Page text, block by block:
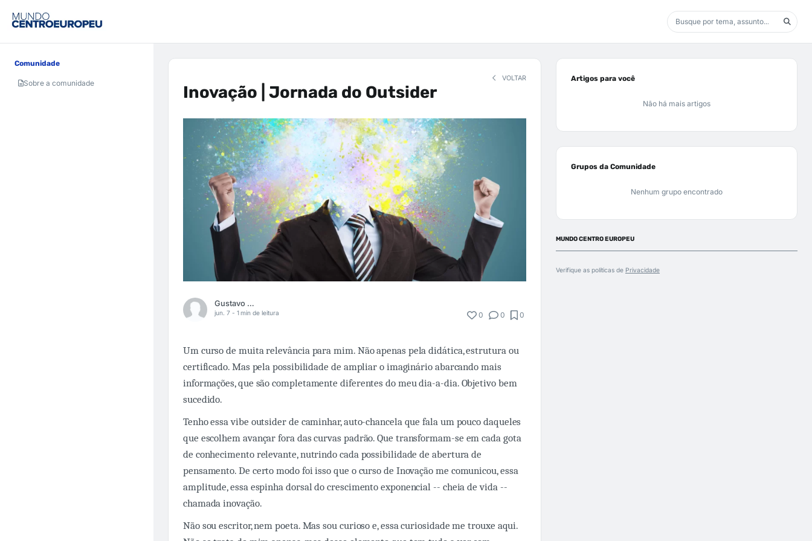
Comunidade
Sobre a comunidade
VOLTAR
Inovação | Jornada do Outsider
Gustavo Brandão
jun. 7 - 1 min de leitura 0 0 0
Um curso de muita relevância para mim. Não apenas pela didática, estrutura ou
certificado. Mas pela possibilidade de ampliar o imaginário abarcando mais
informações, que são completamente diferentes do meu dia-a-dia. Objetivo bem
sucedido.
Tenho essa vibe outsider de caminhar, auto-chancela que fala um pouco daqueles
que escolhem avançar fora das curvas padrão. Que transformam-se em cada gota
de conhecimento relevante, nutrindo cada possibilidade de abertura de
pensamento. De certo modo foi isso que o curso de Inovação me comunicou, essa
amplitude, essa espinha dorsal do crescimento exponencial -- cheia de vida --
chamada inovação.
Não sou escritor, nem poeta. Mas sou curioso e, essa curiosidade me trouxe aqui.
Artigos para você
Não há mais artigos
Grupos da Comunidade
Nenhum grupo encontrado
MUNDO CENTRO EUROPEU
Verifique as políticas de Privacidade